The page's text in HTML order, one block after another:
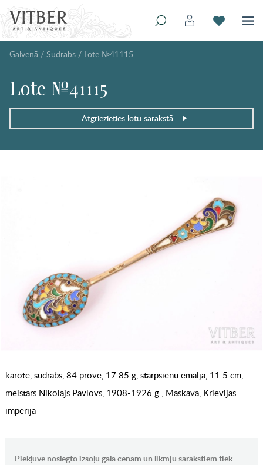
Galvenā / Sudrabs / Lote №41115
Lote №41115
Atgriezieties lotu sarakstā
karote, sudrabs, 84 prove, 17.85 g, starpsienu emalja, 11.5 cm,
meistars Nikolajs Pavlovs, 1908-1926 g., Maskava, Krievijas
impērija
Piekļuve noslēgto izsoļu gala cenām un likmju sarakstiem tiek